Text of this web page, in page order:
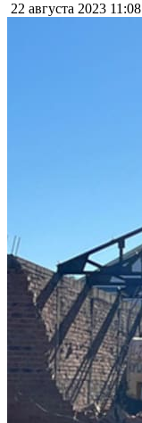
22 августа 2023 11:08